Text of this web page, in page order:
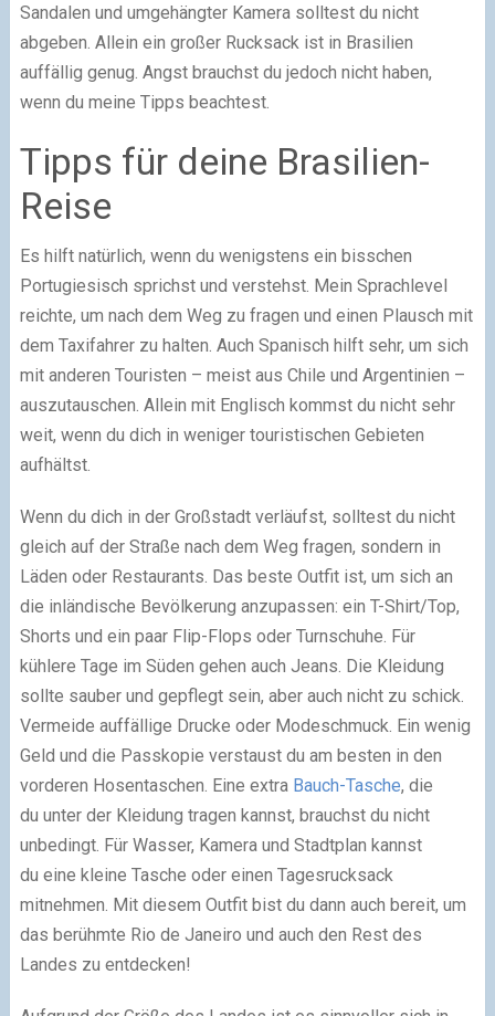
Sandalen und umgehängter Kamera solltest du nicht
abgeben. Allein ein großer Rucksack ist in Brasilien
auffällig genug. Angst brauchst du jedoch nicht haben,
wenn du meine Tipps beachtest.
Tipps für deine Brasilien-
Reise
Es hilft natürlich, wenn du wenigstens ein bisschen
Portugiesisch sprichst und verstehst. Mein Sprachlevel
reichte, um nach dem Weg zu fragen und einen Plausch mit
dem Taxifahrer zu halten. Auch Spanisch hilft sehr, um sich
mit anderen Touristen – meist aus Chile und Argentinien –
auszutauschen. Allein mit Englisch kommst du nicht sehr
weit, wenn du dich in weniger touristischen Gebieten
aufhältst.
Wenn du dich in der Großstadt verläufst, solltest du nicht
gleich auf der Straße nach dem Weg fragen, sondern in
Läden oder Restaurants. Das beste Outfit ist, um sich an
die inländische Bevölkerung anzupassen: ein T-Shirt/Top,
Shorts und ein paar Flip-Flops oder Turnschuhe. Für
kühlere Tage im Süden gehen auch Jeans. Die Kleidung
sollte sauber und gepflegt sein, aber auch nicht zu schick.
Vermeide auffällige Drucke oder Modeschmuck. Ein wenig
Geld und die Passkopie verstaust du am besten in den
vorderen Hosentaschen. Eine extra Bauch-Tasche, die
du unter der Kleidung tragen kannst, brauchst du nicht
unbedingt. Für Wasser, Kamera und Stadtplan kannst
du eine kleine Tasche oder einen Tagesrucksack
mitnehmen. Mit diesem Outfit bist du dann auch bereit, um
das berühmte Rio de Janeiro und auch den Rest des
Landes zu entdecken!